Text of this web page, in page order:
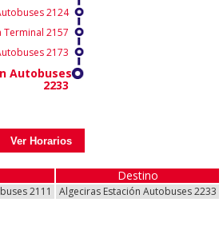
2124
Terminal 2157
2173
Autobuses
2233
Ver Horarios
Destino
2111 Algeciras Estación Autobuses 2233
Hasta
2111 Algeciras Estación Autobuses 2233